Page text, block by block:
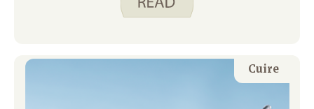
intelligemment. J’ai appris cette
atteint une pleine ébullition, mais la
poêle est ensuite retirée du feu et leCuire